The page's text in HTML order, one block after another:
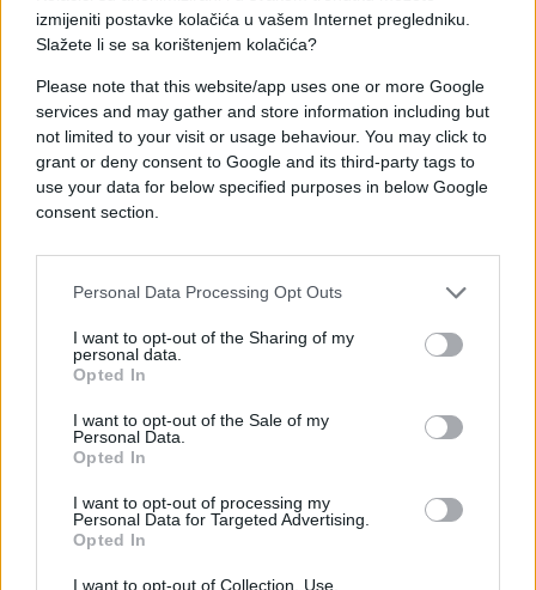
izmijeniti postavke kolačića u vašem Internet pregledniku.
Slažete li se sa korištenjem kolačića?
Please note that this website/app uses one or more Google
services and may gather and store information including but
not limited to your visit or usage behaviour. You may click to
grant or deny consent to Google and its third-party tags to
use your data for below specified purposes in below Google
consent section.
Personal Data Processing Opt Outs
I want to opt-out of the Sharing of my
personal data.
Opted In
I want to opt-out of the Sale of my
Personal Data.
Opted In
I want to opt-out of processing my
Personal Data for Targeted Advertising.
Opted In
I want to opt-out of Collection, Use,
Irske, potvrđujući snažne transatlantske veze.
Francuska i Španija zadržale su tradicionalno bliske
trgovinske odnose i međusobnu ekonomsku
povezanost.
Grčka kao poseban slučaj
na Grčku. Zahvaljujući velikim lukama i snažnom
pomorskom sektoru, ta država funkcioniše kao
važno tranzitno čvorište između Evrope, Azije i
Mediterana.
Upravo zbog toga Grčka se izdvaja od ostatka
regiona i ima specifičnu poziciju u ukupnoj
trgovinskoj razmjeni.